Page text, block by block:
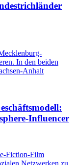
In den beiden
Anhalt
Influencer
Fiction-Film